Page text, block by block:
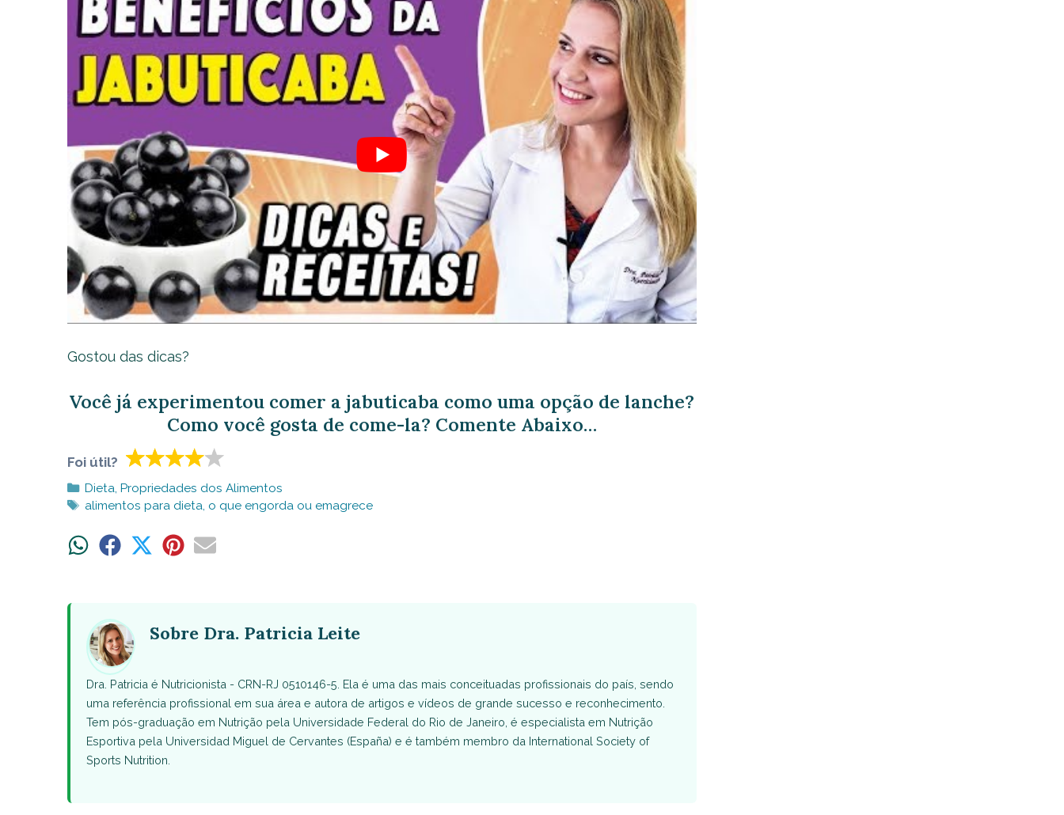
Gostou das dicas?
Você já experimentou comer a jabuticaba como uma opção de lanche?
Como você gosta de come-la? Comente Abaixo…
Foi útil?
Categorias
Dieta, Propriedades dos Alimentos
Tags
alimentos para dieta, o que engorda ou emagrece
ShareShare ShareShareShare
Sobre Dra. Patricia Leite
Dra. Patricia é Nutricionista - CRN-RJ 0510146-5. Ela é uma das mais conceituadas profissionais do país, sendo
uma referência profissional em sua área e autora de artigos e vídeos de grande sucesso e reconhecimento.
Tem pós-graduação em Nutrição pela Universidade Federal do Rio de Janeiro, é especialista em Nutrição
Esportiva pela Universidad Miguel de Cervantes (España) e é também membro da International Society of
Sports Nutrition.